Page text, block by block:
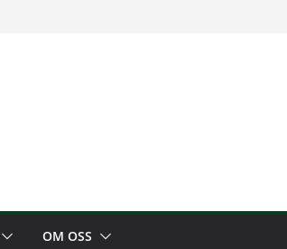
OM OSS